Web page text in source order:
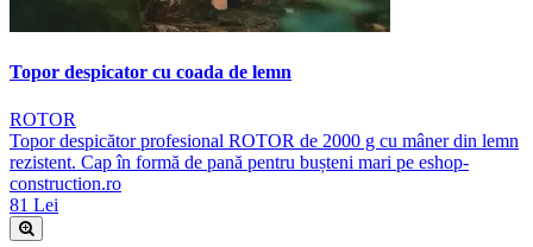
Topor despicator cu coada de lemn
ROTOR
Topor despicător profesional ROTOR de 2000 g cu mâner din lemn
rezistent. Cap în formă de pană pentru bușteni mari pe eshop-
construction.ro
81 Lei